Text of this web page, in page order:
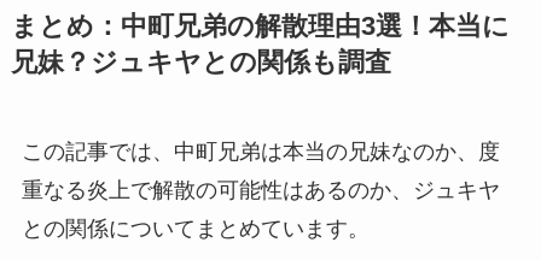
まとめ：中町兄弟の解散理由3選！本当に
兄妹？ジュキヤとの関係も調査
この記事では、中町兄弟は本当の兄妹なのか、度
重なる炎上で解散の可能性はあるのか、ジュキヤ
との関係についてまとめています。